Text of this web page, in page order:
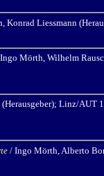
Konrad Liessmann
Mörth, Wilhelm
(Herausgeber); Linz/AUT
/ Ingo Mörth,Alberto